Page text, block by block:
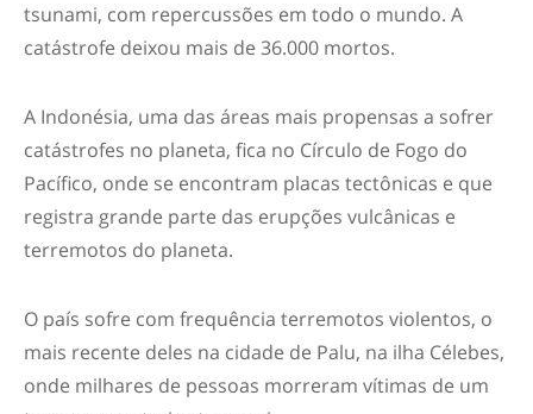
tsunami, com repercussões em todo o mundo. A
catástrofe deixou mais de 36.000 mortos.
A Indonésia, uma das áreas mais propensas a sofrer
catástrofes no planeta, fica no Círculo de Fogo do
Pacífico, onde se encontram placas tectônicas e que
registra grande parte das erupções vulcânicas e
terremotos do planeta.
O país sofre com frequência terremotos violentos, o
mais recente deles na cidade de Palu, na ilha Célebes,
onde milhares de pessoas morreram vítimas de um